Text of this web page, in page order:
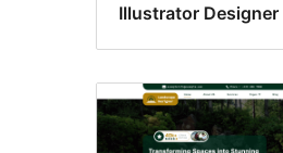
Illustrator Designer